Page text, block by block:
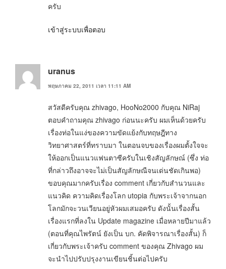
ครับ
เข้าสู่ระบบเพื่อตอบ
uranus
พฤษภาคม 22, 2011 เวลา 11:11 AM
สวัสดีครับคุณ zhivago, HooNo2000 กับคุณ NiRaj
ตอบคำถามคุณ zhivago ก่อนนะครับ ผมเห็นด้วยครับ
เรื่องท่อในแง่ของความขัดแย้งกับทฤษฎีทาง
วิทยาศาสตร์ที่ทราบมา ในตอนจบของเรื่องผมตั้งใจจะ
ให้ออกเป็นแนวแฟนตาซีครับในเชิงสัญลักษณ์ (ซึ่ง ท่อ
ที่กล่าวถึงอาจจะไม่เป็นสัญลักษณืจนเด่นชัดเกินพอ)
ขอบคุณมากครับเรื่อง comment เกี่ยวกับสำนวนและ
แนวคิด ความคิดเรื่องโลก utopia กับพระเจ้าจากนอก
โลกมักจะวนเวียนอยู่หัวผมเสมอครับ ดังนั้นเรื่องสั้น
เรื่องแรกที่ลงใน Update magazine เมื่อหลายปีมาแล้ว
(ตอนที่คุณไพรัตน์ ยังเป็น บก. คัดพิจารณาเรื่องสั้น) ก็
เกี่ยวกับพระเจ้าครับ comment ของคุณ Zhivago ผม
จะนำไปปรับปรุงงานเขียนชิ้นต่อไปครับ